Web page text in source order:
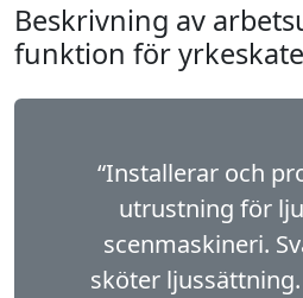
Beskrivning av
funktion för
“Installerar och
utrustning för
scenmaskineri.
sköter